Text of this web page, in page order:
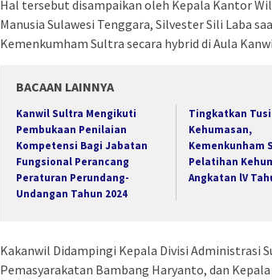
Hal tersebut disampaikan oleh Kepala Kantor
Manusia Sulawesi Tenggara, Silvester Sili Laba
Kemenkumham Sultra secara hybrid di Aula
BACAAN LAINNYA
Kanwil Sultra Mengikuti
Pembukaan Penilaian
Kompetensi Bagi Jabatan
Fungsional Perancang
Peraturan Perundang-
Undangan Tahun 2024
Tingkatkan Tusi
Kehumasan,
Kemenkunham
Pelatihan
Angkatan lV
Kakanwil Didampingi Kepala Divisi Administrasi
Pemasyarakatan Bambang Haryanto, dan